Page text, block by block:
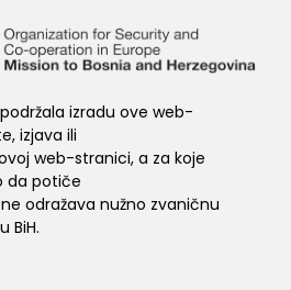
izradu ove web-
izjava ili
web-stranici, a za koje
da potiče
ne odražava nužno zvaničnu
BiH.